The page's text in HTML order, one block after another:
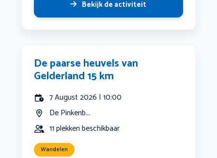
Bekijk de activiteit
De paarse heuvels van
Gelderland 15 km
7 August 2026 | 10:00
De Pinkenb...
11 plekken beschikbaar
Wandelen